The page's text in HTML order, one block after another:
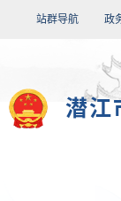
站群导航 政
潜江